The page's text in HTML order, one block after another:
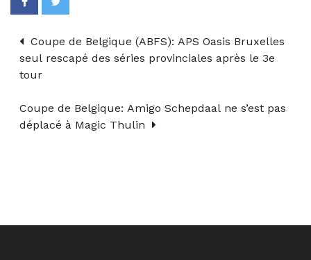
Coupe de Belgique (ABFS): APS Oasis Bruxelles
seul rescapé des séries provinciales après le 3e
tour
Coupe de Belgique: Amigo Schepdaal ne s’est pas
déplacé à Magic Thulin